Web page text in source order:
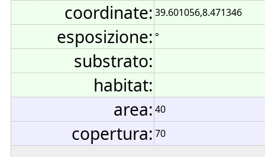
coordinate: 39.601056,8.471346
esposizione: °
substrato:
habitat:
area: 40
copertura: 70